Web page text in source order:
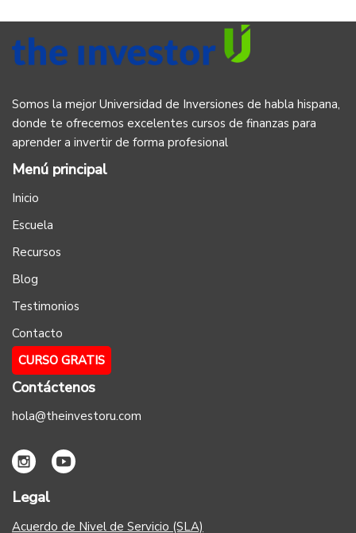
Somos la mejor Universidad de Inversiones de habla hispana,
donde te ofrecemos excelentes cursos de finanzas para
aprender a invertir de forma profesional
Menú principal
Inicio
Escuela
Recursos
Blog
Testimonios
Contacto
CURSO GRATIS
Contáctenos
hola@theinvestoru.com
Legal
Acuerdo de Nivel de Servicio (SLA)